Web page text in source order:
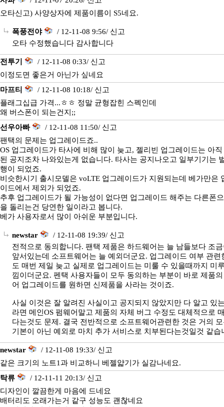
오타신고) 사양상자에 제품이름이 S5네요.
폭풍전야 / 12-11-08 9:56/ 신고
오타 수정했습니다 감사합니다
전투기 / 12-11-08 0:33/ 신고
이정도면 좋은거 아닌가 싶네요
마프티
/ 12-11-08 10:18/ 신고
플래그십급 가격...ㅎㅎ 정말 균형잡힌 스펙인데
왜 버스폰이 되는건지;;
선우아빠
/ 12-11-08 11:50/ 신고
팬택의 문제는 업그레이드죠..
OS 업그레이드가 타사에 비해 많이 늦고, 젤리빈 업그레이드는 아
된 공지조차 나와있는게 없습니다. 타사는 공지나오고 일부기기는
행이 되었죠.
비슷한시기 출시모델은 voLTE 업그레이드가 지원되는데 베가만은
이드에서 제외가 되었죠.
추후 업그레이드가 될 가능성이 없다면 업그레이드 해주는 다른폰
을 돌리는건 당연한 일이라고 봅니다.
베가 사용자로서 많이 아쉬운 부분입니다.
newstar / 12-11-08 19:39/ 신고
전적으로 동의합니다. 팬택 제품은 하드웨어는 늘 남들보다 조
앞서있는데 소프트웨어는 늘 예외더군요. 업그레이드 여부 관련
도 매번 제일 늦고 실제로 업그레이드는 미룰 수 있을때까지 미
낌이더군요. 펜택 사용자들이 모두 동의하는 부분이 바로 제품
어 업그레이드를 원하면 신제품을 사라는 것이죠.
사실 이것은 잘 알려진 사실이고 공지되지 않았지만 다 알고 있
라면 메인OS 펌웨어말고 제품의 자체 버그 수정도 대체적으로
다는것도 문제. 결국 전반적으로 소프트웨어관련한 것은 거의
기본이 아닌 예외로 마치 추가 서비스로 치부된다는것일것 같습
newstar / 12-11-08 19:33/ 신고
같은 크기의 노트1과 비교하니 베젤얇기가 실감나네요.
탁류
/ 12-11-11 20:13/ 신고
디자인이 깔끔한게 마음에 드네요
배터리도 오래가는거 같구 성능도 괜찮네요